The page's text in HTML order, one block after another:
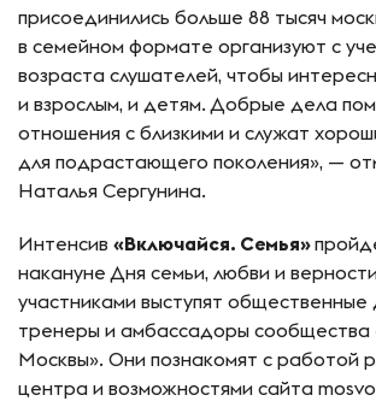
присоединились больше 88 тысяч
в семейном формате организуют с
возраста слушателей, чтобы
и взрослым, и детям. Добрые дела
отношения с близкими и служат
для подрастающего поколения», —
Наталья Сергунина.
Интенсив «Включайся. Семья»
накануне Дня семьи, любви и
участниками выступят общественные
тренеры и амбассадоры сообщества
Москвы». Они познакомят с работой
центра и возможностями сайта